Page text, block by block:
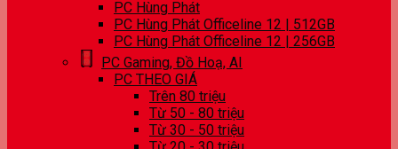
PC Hùng Phát
PC Hùng Phát Officeline 12 | 512GB
PC Hùng Phát Officeline 12 | 256GB
PC Gaming, Đồ Hoạ, AI
PC THEO GIÁ
Trên 80 triệu
Từ 50 - 80 triệu
Từ 30 - 50 triệu